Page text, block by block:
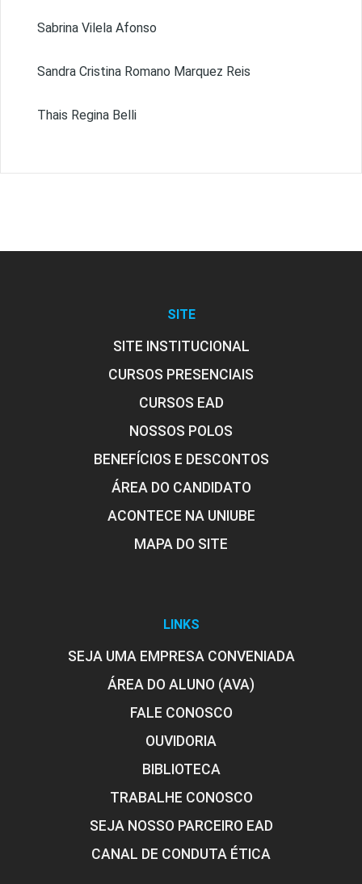
Sabrina Vilela Afonso
Sandra Cristina Romano Marquez Reis
Thais Regina Belli
SITE
SITE INSTITUCIONAL
CURSOS PRESENCIAIS
CURSOS EAD
NOSSOS POLOS
BENEFÍCIOS E DESCONTOS
ÁREA DO CANDIDATO
ACONTECE NA UNIUBE
MAPA DO SITE
LINKS
SEJA UMA EMPRESA CONVENIADA
ÁREA DO ALUNO (AVA)
FALE CONOSCO
OUVIDORIA
BIBLIOTECA
TRABALHE CONOSCO
SEJA NOSSO PARCEIRO EAD
CANAL DE CONDUTA ÉTICA